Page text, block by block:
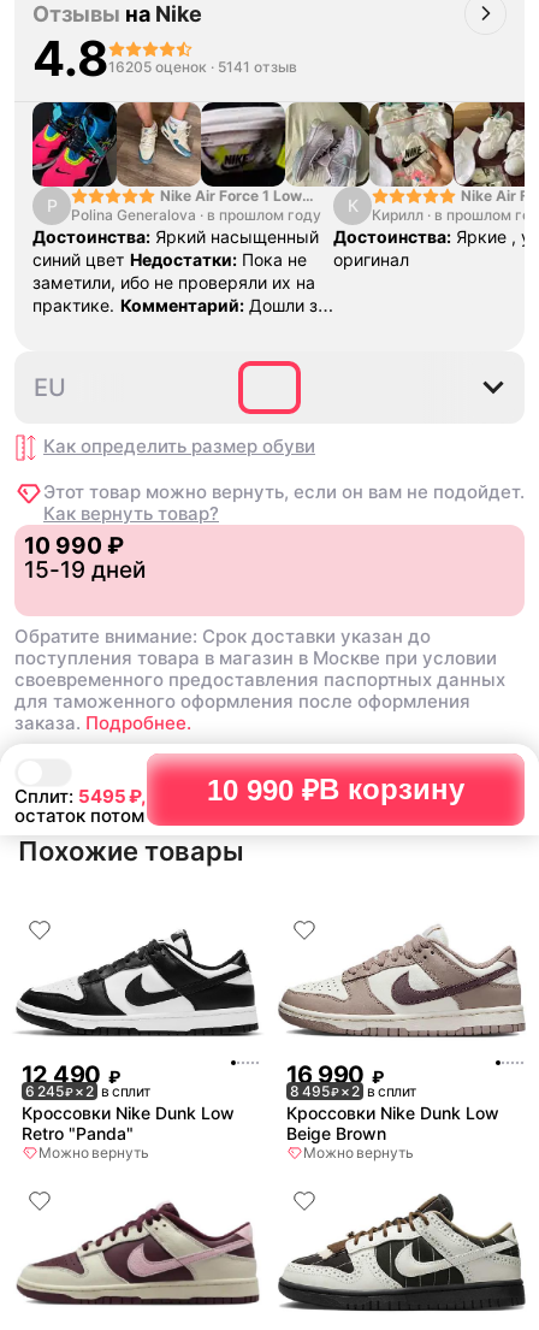
Сплит: 5495₽,
остаток потом
10 990 ₽В корзину
крохи, потом вспомнила, что я
Золушка видимо, примерила и все
впору😂
деньги, желаю
Отзывы на Nike
4.816205 оценок · 5141 отзыв
P
Nike Air Force 1 Low
College Pack White
Blue
Polina Generalova · в прошлом году
Достоинства: Яркий насыщенный
синий цвет Недостатки: Пока не
заметили, ибо не проверяли их на
практике. Комментарий: Дошли за
К
Nike Air
Yellow
Кирилл · в прошлом
Достоинства: Яркие ,
оригинал
38
EU
Как определить размер обуви
Этот товар можно вернуть, если он вам не подойдет.
Как вернуть товар?
10 990 ₽
15-19 дней
Обратите внимание: Срок доставки указан до
поступления товара в магазин в Москве при условии
своевременного предоставления паспортных данных
для таможенного оформления после оформления
заказа. Подробнее.
Похожие товары
12 490 ₽
6 245₽× 2 в сплит
Кроссовки Nike Dunk Low
Retro "Panda"
Можно вернуть
16 990 ₽
8 495₽× 2 в сплит
Кроссовки Nike Dunk Low
Beige Brown
Можно вернуть